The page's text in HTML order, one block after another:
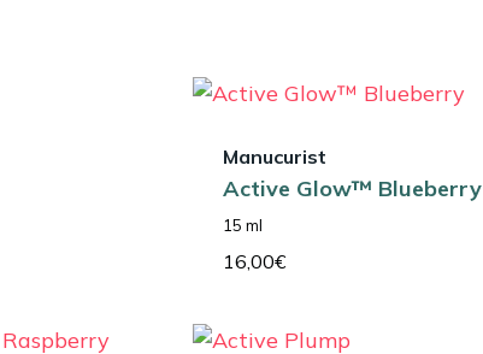
Manucurist
Active Glow™ Blueberry
15 ml
16,00€